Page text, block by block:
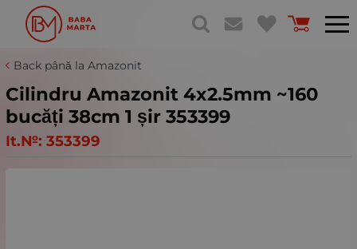
Back până la Amazonit
Cilindru Amazonit 4x2.5mm ~160
bucăți 38cm 1 șir 353399
It.№: 353399